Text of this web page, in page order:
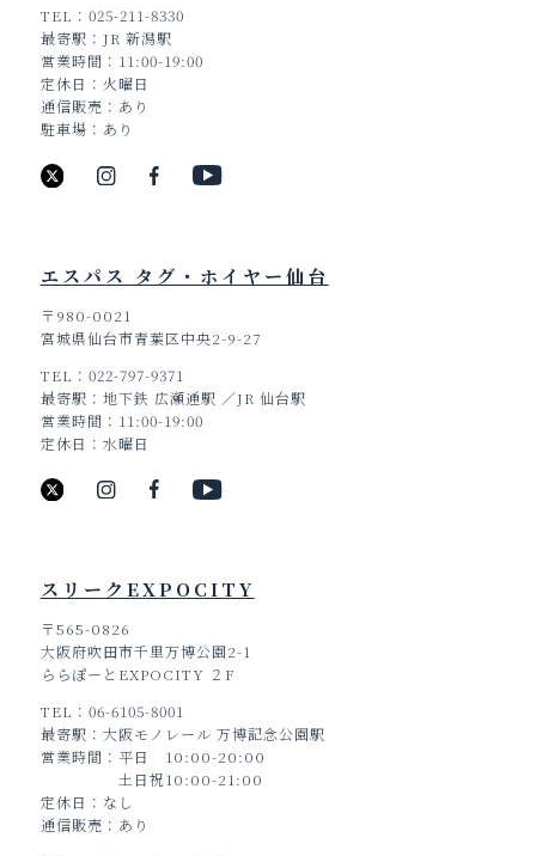
TEL
025-211-8330
最寄駅
JR 新潟駅
営業時間
11:00-19:00
定休日
火曜日
通信販売
あり
駐車場
あり
エスパス タグ・ホイヤー仙台
〒980-0021
宮城県仙台市青葉区中央2-9-27
TEL
022-797-9371
最寄駅
地下鉄 広瀬通駅 ／JR 仙台駅
営業時間
11:00-19:00
定休日
水曜日
スリークEXPOCITY
〒565-0826
大阪府吹田市千里万博公園2-1
ららぽーとEXPOCITY ２F
TEL
06-6105-8001
最寄駅
大阪モノレール 万博記念公園駅
営業時間
平日 10:00-20:00
土日祝10:00-21:00
定休日
なし
通信販売
あり